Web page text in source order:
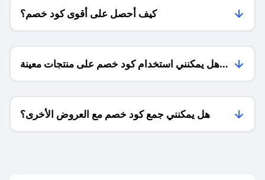
كيف أحصل على أقوى كود خصم؟
هل يمكنني استخدام كود خصم على منتجات معينة
فقط؟
هل يمكنني جمع كود خصم مع العروض الأخرى؟